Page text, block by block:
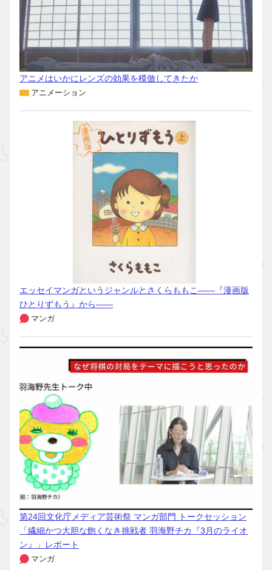
アニメはいかにレンズの効果を模倣してきたか
アニメーション
エッセイマンガというジャンルとさくらももこ――『漫画版
ひとりずもう』から――
マンガ
第24回文化庁メディア芸術祭 マンガ部門 トークセッション
「繊細かつ大胆な飽くなき挑戦者 羽海野チカ『3月のライオ
ン』」レポート
マンガ